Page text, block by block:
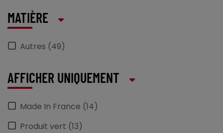
MATIÈRE
Autres (49)
AFFICHER UNIQUEMENT
Made In France (14)
Produit vert (13)